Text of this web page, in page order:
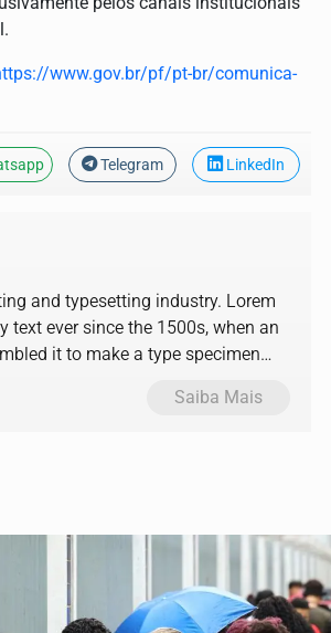
www.gov.br/pf/pt-br/comunica-
Telegram LinkedIn
and typesetting industry. Lorem
text ever since the 1500s, when an
it to make a type specimen
Saiba Mais